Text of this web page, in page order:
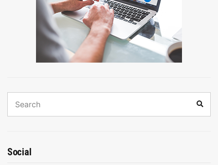
for:
Social